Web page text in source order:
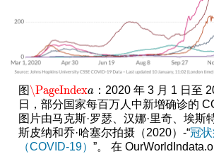
图\PageIndexa
\PageIndexa ：2020 年 3 月 1 日至
日，部分国家每百万人中新增确诊的
图片由马克斯·罗瑟、汉娜·里奇、埃斯
斯皮纳和乔·哈塞尔拍摄（2020）-“冠
（COVID-19） ”。 在